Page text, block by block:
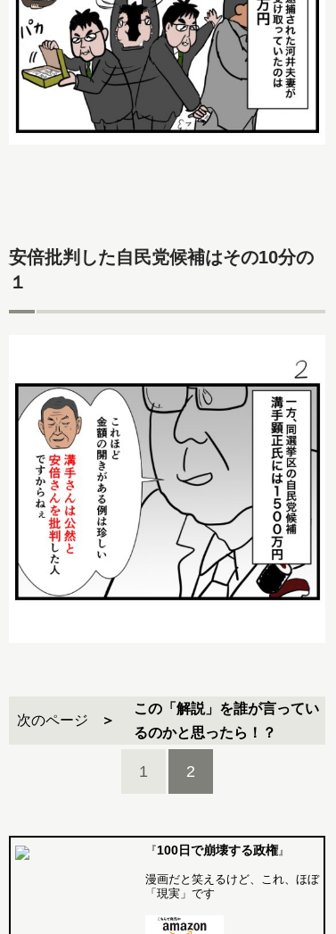
安倍批判した自民党候補はその10分の
１
次のページ
この「解説」を誰が言ってい
るのかと思ったら！？
1 2
『100日で崩壊する政権』
漫画だと笑えるけど、これ、ほぼ
「現実」です